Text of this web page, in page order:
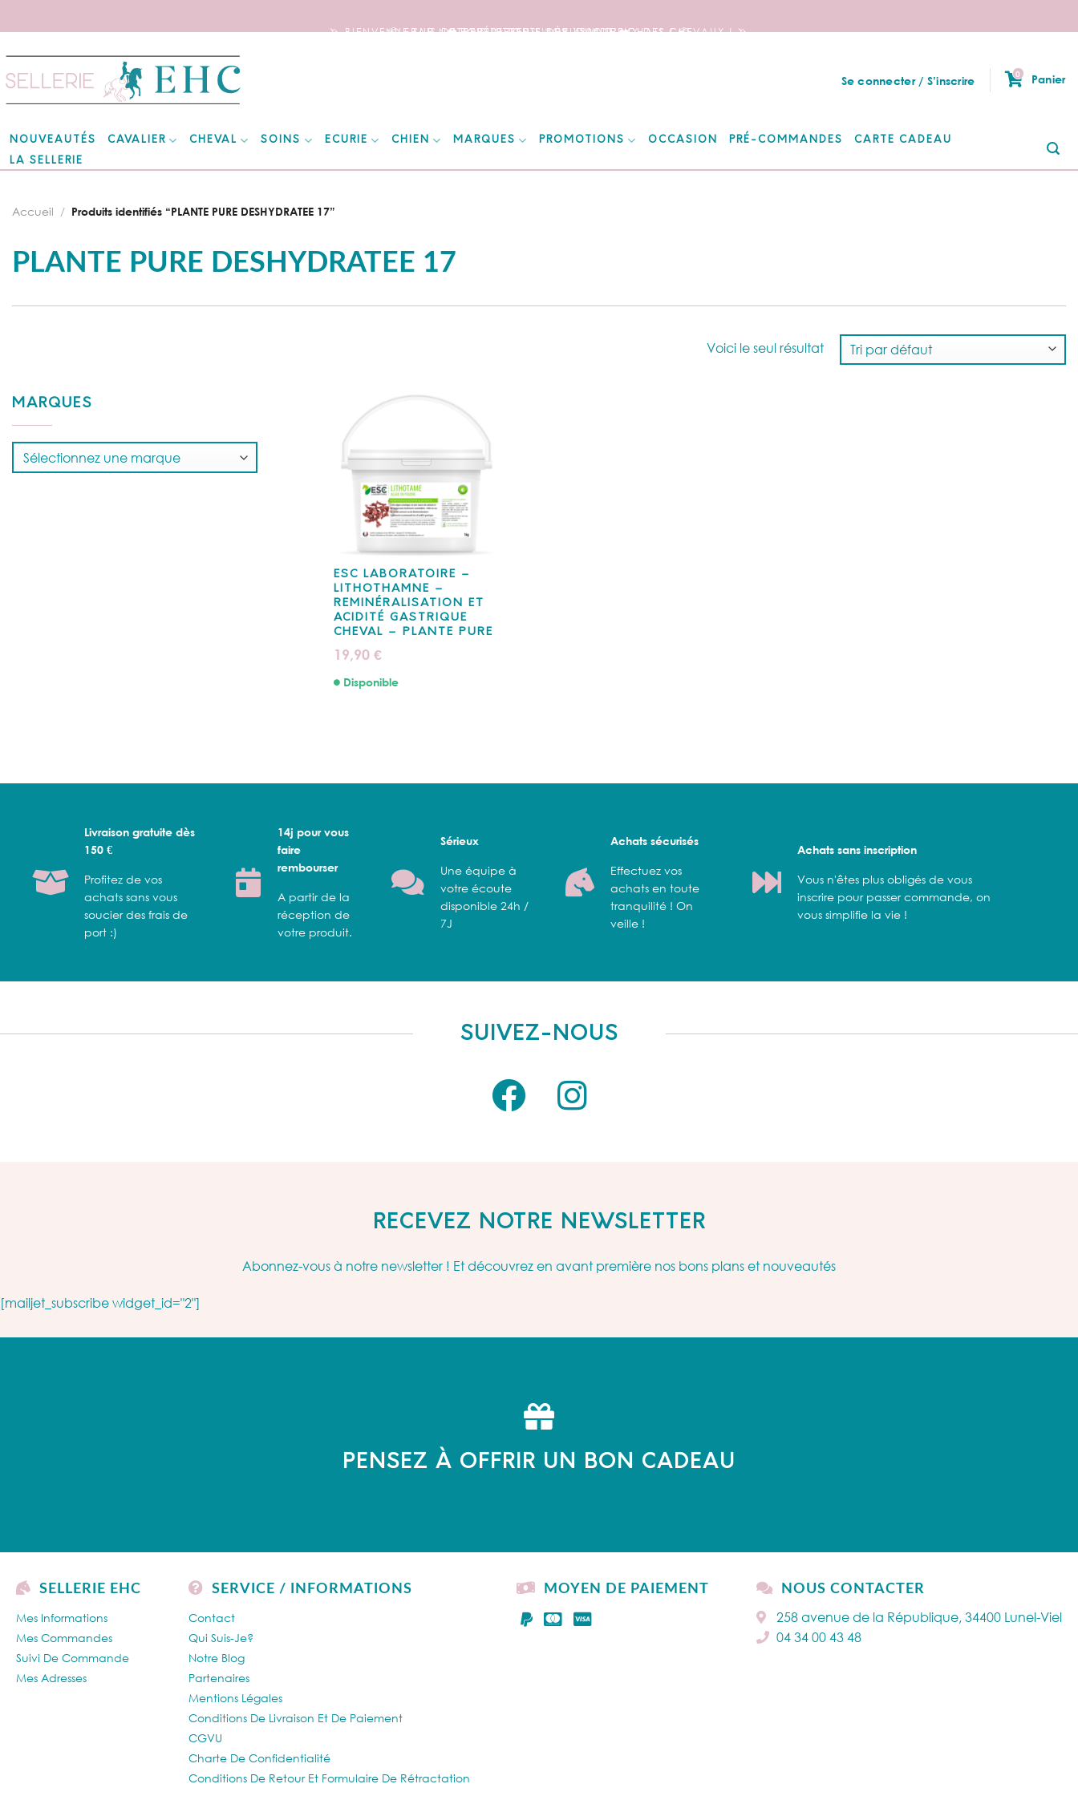
🦄 BIENVENUE SUR NOTRE SITE DEDIE AUX AMOUREUX DES CHEVAUX ! 🦄
📦 FRAIS DE PORT OFFERTS DÈS 150€ D’ACHATS ! 📦
❤️ EXPÉDITIONS WORLDWIDE ❤️
to
content
Se connecter / S’inscrire
0 Panier
NOUVEAUTÉS CAVALIER CHEVAL SOINS ECURIE CHIEN MARQUES PROMOTIONS OCCASION PRÉ-COMMANDES
CARTE CADEAU
LA SELLERIE
PLANTE PURE DESHYDRATEE 17
Accueil / Produits identifiés “PLANTE PURE DESHYDRATEE 17”
Voici le seul résultat
MARQUES
ESC LABORATOIRE –
LITHOTHAMNE –
REMINÉRALISATION ET
ACIDITÉ GASTRIQUE
CHEVAL – PLANTE PURE
19,90 €
Disponible
Livraison gratuite dès
150 €
Profitez de vos
achats sans vous
soucier des frais de
port :)
14j pour vous
faire
rembourser
A partir de la
réception de
votre produit.
Sérieux
Une équipe à
votre écoute
disponible 24h /
7J
Achats sécurisés
Effectuez vos
achats en toute
tranquilité ! On
veille !
Achats sans inscription
Vous n'êtes plus obligés de vous
inscrire pour passer commande, on
vous simplifie la vie !
SUIVEZ-NOUS
RECEVEZ NOTRE NEWSLETTER
Abonnez-vous à notre newsletter ! Et découvrez en avant première nos bons plans et nouveautés
[mailjet_subscribe widget_id="2"]
PENSEZ À OFFRIR UN BON CADEAU
SELLERIE EHC
Mes Informations
Mes Commandes
Suivi De Commande
Mes Adresses
SERVICE / INFORMATIONS
Contact
Qui Suis-Je?
Notre Blog
Partenaires
Mentions Légales
Conditions De Livraison Et De Paiement
CGVU
Charte De Confidentialité
Conditions De Retour Et Formulaire De Rétractation
MOYEN DE PAIEMENT NOUS CONTACTER
258 avenue de la République, 34400 Lunel-Viel
04 34 00 43 48